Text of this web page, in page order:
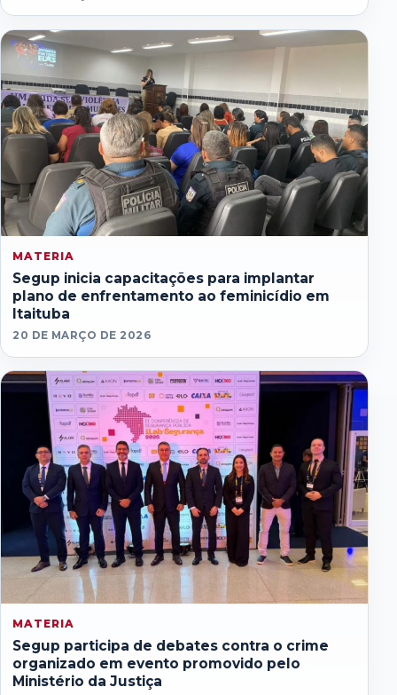
MATERIA
Segup inicia capacitações para implantar
plano de enfrentamento ao feminicídio em
Itaituba
20 DE MARÇO DE 2026
MATERIA
Segup participa de debates contra o crime
organizado em evento promovido pelo
Ministério da Justiça